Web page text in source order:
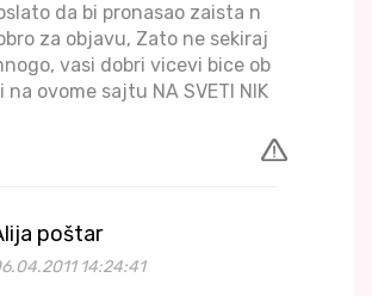
da bi pronasao zaista n
za objavu, Zato ne sekiraj
vasi dobri vicevi bice ob
na ovome sajtu NA SVETI NIK
poštar
14:24:41